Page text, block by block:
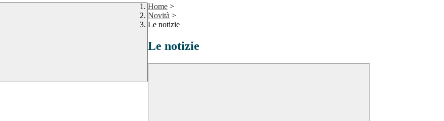
Home >
Novità >
Le notizie
Le notizie